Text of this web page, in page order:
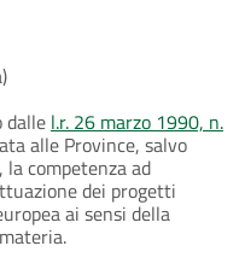
dalle l.r. 26 marzo 1990, n.
alle Province, salvo
competenza ad
dei progetti
ai sensi della